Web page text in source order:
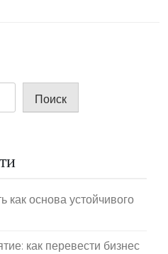
Поиск
как основа устойчивого
как перевести бизнес